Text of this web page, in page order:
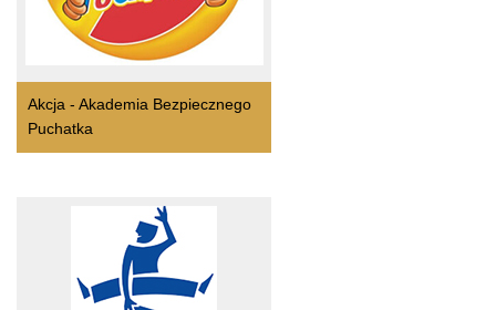
Akcja - Akademia Bezpiecznego
Puchatka